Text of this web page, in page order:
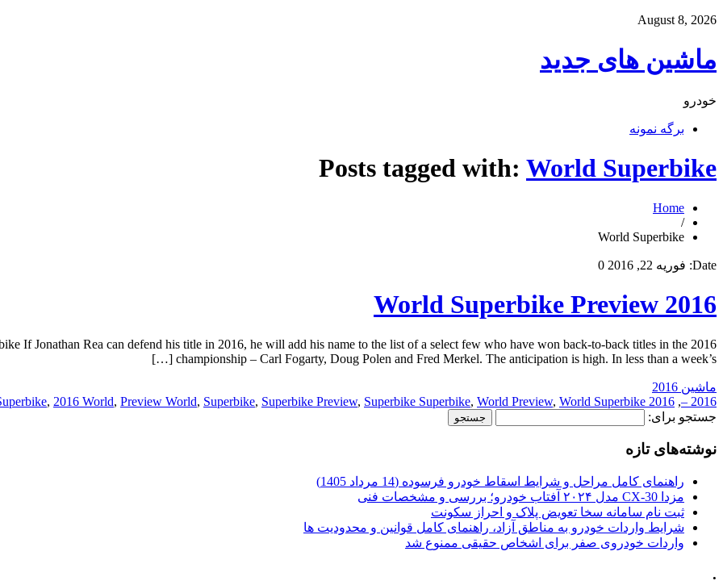
August 8, 2026
ماشین های جدید
خودرو
برگه نمونه
Posts tagged with: World Superbike
Home
/
World Superbike
Date: فوریه 22, 2016 0
2016 World Superbike Preview
If Jonathan Rea can defend his title in 2016, he will add his name to the list of a select few who have won back-to-back titles in the
championship – Carl Fogarty, Doug Polen and Fred Merkel. The anticipation is high. In less than a week’s […]
ماشین 2016
2016 –
,
2016 Preview
, 2016 World, Preview World, Superbike, Superbike Preview, Superbike Superbike, World Preview, World Superbike
جستجو برای:
نوشته‌های تازه
راهنمای کامل مراحل و شرایط اسقاط خودرو فرسوده (14 مرداد 1405)
مزدا CX-30 مدل ۲۰۲۴ آفتاب خودرو؛ بررسی و مشخصات فنی
ثبت نام سامانه سخا تعویض پلاک و احراز سکونت
شرایط واردات خودرو به مناطق آزاد، راهنمای کامل قوانین و محدودیت ها
واردات خودروی صفر برای اشخاص حقیقی ممنوع شد
.